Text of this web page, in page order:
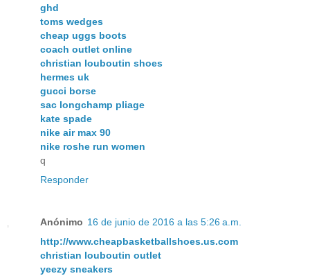
ghd
toms wedges
cheap uggs boots
coach outlet online
christian louboutin shoes
hermes uk
gucci borse
sac longchamp pliage
kate spade
nike air max 90
nike roshe run women
q
Responder
Anónimo 16 de junio de 2016 a las 5:26 a.m.
http://www.cheapbasketballshoes.us.com
christian louboutin outlet
yeezy sneakers